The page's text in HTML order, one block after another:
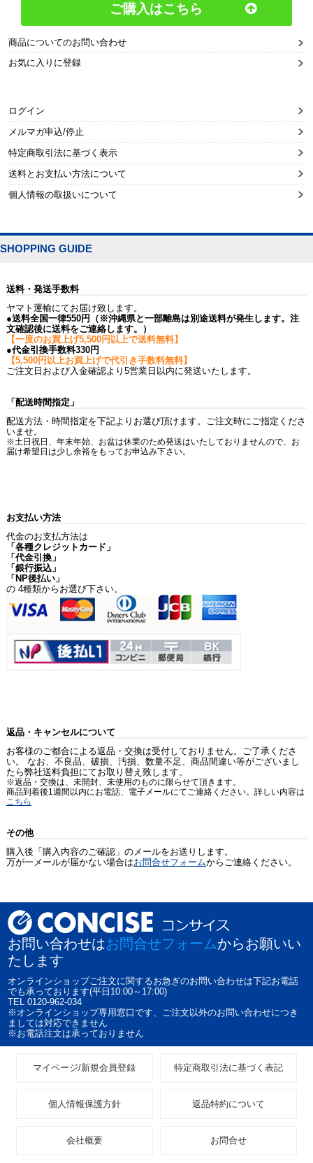
ご購入はこちら
商品についてのお問い合わせ
お気に入りに登録
ログイン
メルマガ申込/停止
特定商取引法に基づく表示
送料とお支払い方法について
個人情報の取扱いについて
SHOPPING GUIDE
送料・発送手数料
ヤマト運輸にてお届け致します。
●送料全国一律550円（※沖縄県と一部離島は別途送料が発生します。注
文確認後に送料をご連絡します。）
【一度のお買上げ5,500円以上で送料無料】
●代金引換手数料330円
【5,500円以上お買上げで代引き手数料無料】
ご注文日および入金確認より5営業日以内に発送いたします。
「配送時間指定」
配送方法・時間指定を下記よりお選び頂けます。ご注文時にご指定くださ
いませ。
※土日祝日、年末年始、お盆は休業のため発送はいたしておりませんので、お
届け希望日は少し余裕をもってお申込み下さい。
お支払い方法
代金のお支払方法は
「各種クレジットカード」
「代金引換」
「銀行振込」
「NP後払い」
の 4種類からお選び下さい。
返品・キャンセルについて
お客様のご都合による返品・交換は受付しておりません。ご了承くださ
い。 なお、不良品、破損、汚損、数量不足、商品間違い等がございまし
たら弊社送料負担にてお取り替え致します。
※返品・交換は、未開封、未使用のものに限らせて頂きます。
商品到着後1週間以内にお電話、電子メールにてご連絡ください。詳しい内容は
こちら
その他
購入後「購入内容のご確認」のメールをお送りします。
万が一メールが届かない場合はお問合せフォームからご連絡ください。
お問い合わせはお問合せフォームからお願いい
たします
オンラインショップご注文に関するお急ぎのお問い合わせは下記お電話
でも承っております(平日10:00～17:00)
TEL 0120-962-034
※オンラインショップ専用窓口です、ご注文以外のお問い合わせにつき
ましては対応できません
※お電話注文は承っておりません
マイページ/新規会員登録 特定商取引法に基づく表記
個人情報保護方針 返品特約について
会社概要 お問合せ